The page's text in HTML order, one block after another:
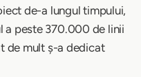
de-a lungul timpului,
a peste 370.000 de linii
de mult ș-a dedicat